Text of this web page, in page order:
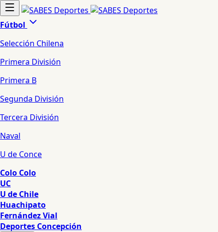
Fútbol
Selección Chilena
Primera División
Primera B
Segunda División
Tercera División
Naval
U de Conce
Colo Colo
UC
U de Chile
Huachipato
Fernández Vial
Deportes Concepción